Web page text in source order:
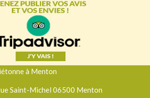
à Menton
Saint-Michel 06500 Menton